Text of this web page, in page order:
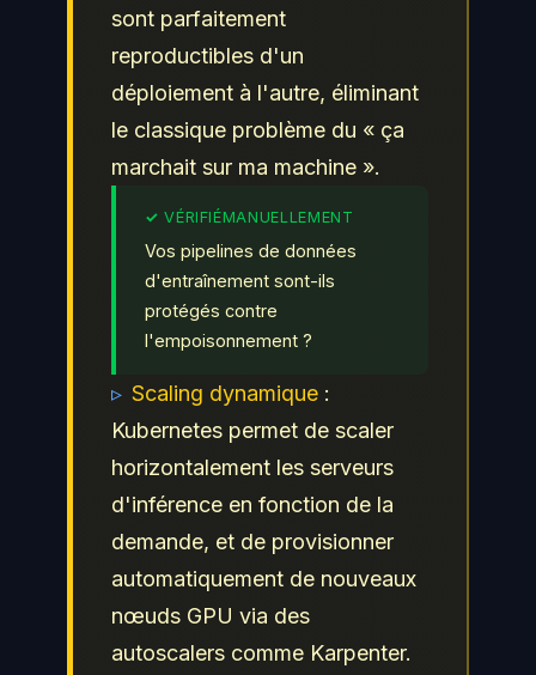
sont parfaitement
reproductibles d'un
déploiement à l'autre, éliminant
le classique problème du « ça
marchait sur ma machine ».
Vos pipelines de données
d'entraînement sont-ils
protégés contre
l'empoisonnement ?
▹ Scaling dynamique :
Kubernetes permet de scaler
horizontalement les serveurs
d'inférence en fonction de la
demande, et de provisionner
automatiquement de nouveaux
nœuds GPU via des
autoscalers comme Karpenter.